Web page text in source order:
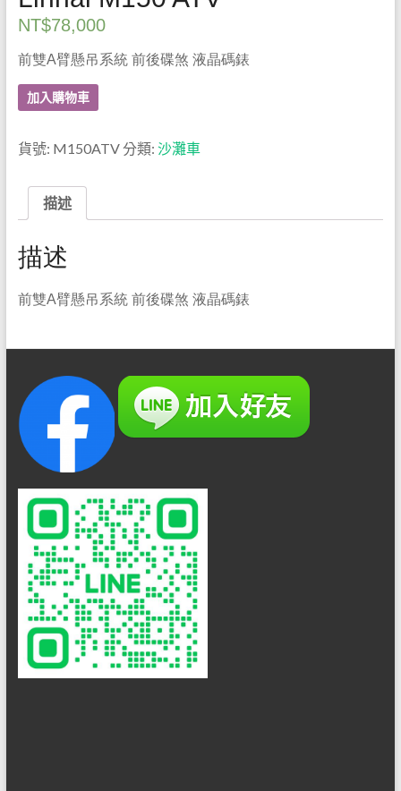
NT$78,000
前雙A臂懸吊系統 前後碟煞 液晶碼錶
加入購物車
貨號: M150ATV分類: 沙灘車
描述
描述
前雙A臂懸吊系統 前後碟煞 液晶碼錶